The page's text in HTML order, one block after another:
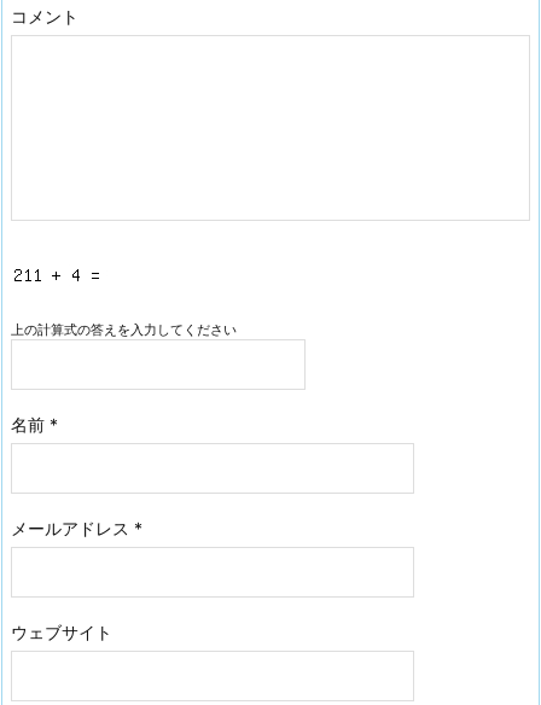
コメント
上の計算式の答えを入力してください
名前 *
メールアドレス *
ウェブサイト